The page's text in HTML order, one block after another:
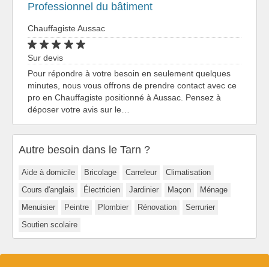
Professionnel du bâtiment
Chauffagiste Aussac
Sur devis
Pour répondre à votre besoin en seulement quelques
minutes, nous vous offrons de prendre contact avec ce
pro en Chauffagiste positionné à Aussac. Pensez à
déposer votre avis sur le…
Autre besoin dans le Tarn ?
Aide à domicile Bricolage Carreleur
Climatisation
Cours d'anglais
Électricien Jardinier Maçon
Ménage
Menuisier
Peintre Plombier Rénovation
Serrurier
Soutien scolaire